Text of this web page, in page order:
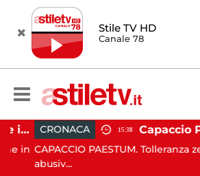
Stile TV HD
Canale 78
Altavilla Silentina, incidente in moto nella notte: 19enne in prognosi riservata
in
CRONACA 15:38
CAPACCIO PAESTUM. Tolleranza
abusiv...